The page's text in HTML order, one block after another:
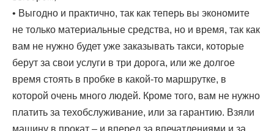
• Выгодно и практично, так как теперь вы экономите
не только материальные средства, но и время, так как
вам не нужно будет уже заказывать такси, которые
берут за свои услуги в три дорога, или же долгое
время стоять в пробке в какой-то маршрутке, в
которой очень много людей. Кроме того, вам не нужно
платить за техобслуживание, или за гарантию. Взяли